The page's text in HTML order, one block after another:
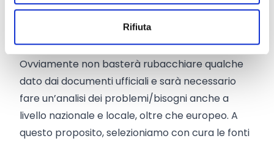
Rifiuta
dell’Application Form, specialmente per quanto
riguarda le sezioni sul contesto progettuale, sul
valore aggiunto europeo e sull’analisi dei bisogni.
Ovviamente non basterà rubacchiare qualche
dato dai documenti ufficiali e sarà necessario
fare un’analisi dei problemi/bisogni anche a
livello nazionale e locale, oltre che europeo. A
questo proposito, selezioniamo con cura le fonti